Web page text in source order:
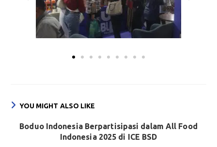
YOU MIGHT ALSO LIKE
Boduo Indonesia Berpartisipasi dalam All Food
Indonesia 2025 di ICE BSD